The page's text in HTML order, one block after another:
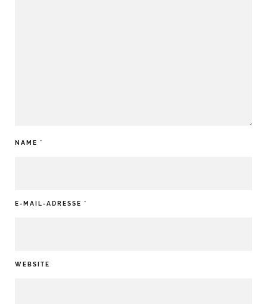
NAME *
E-MAIL-ADRESSE *
WEBSITE